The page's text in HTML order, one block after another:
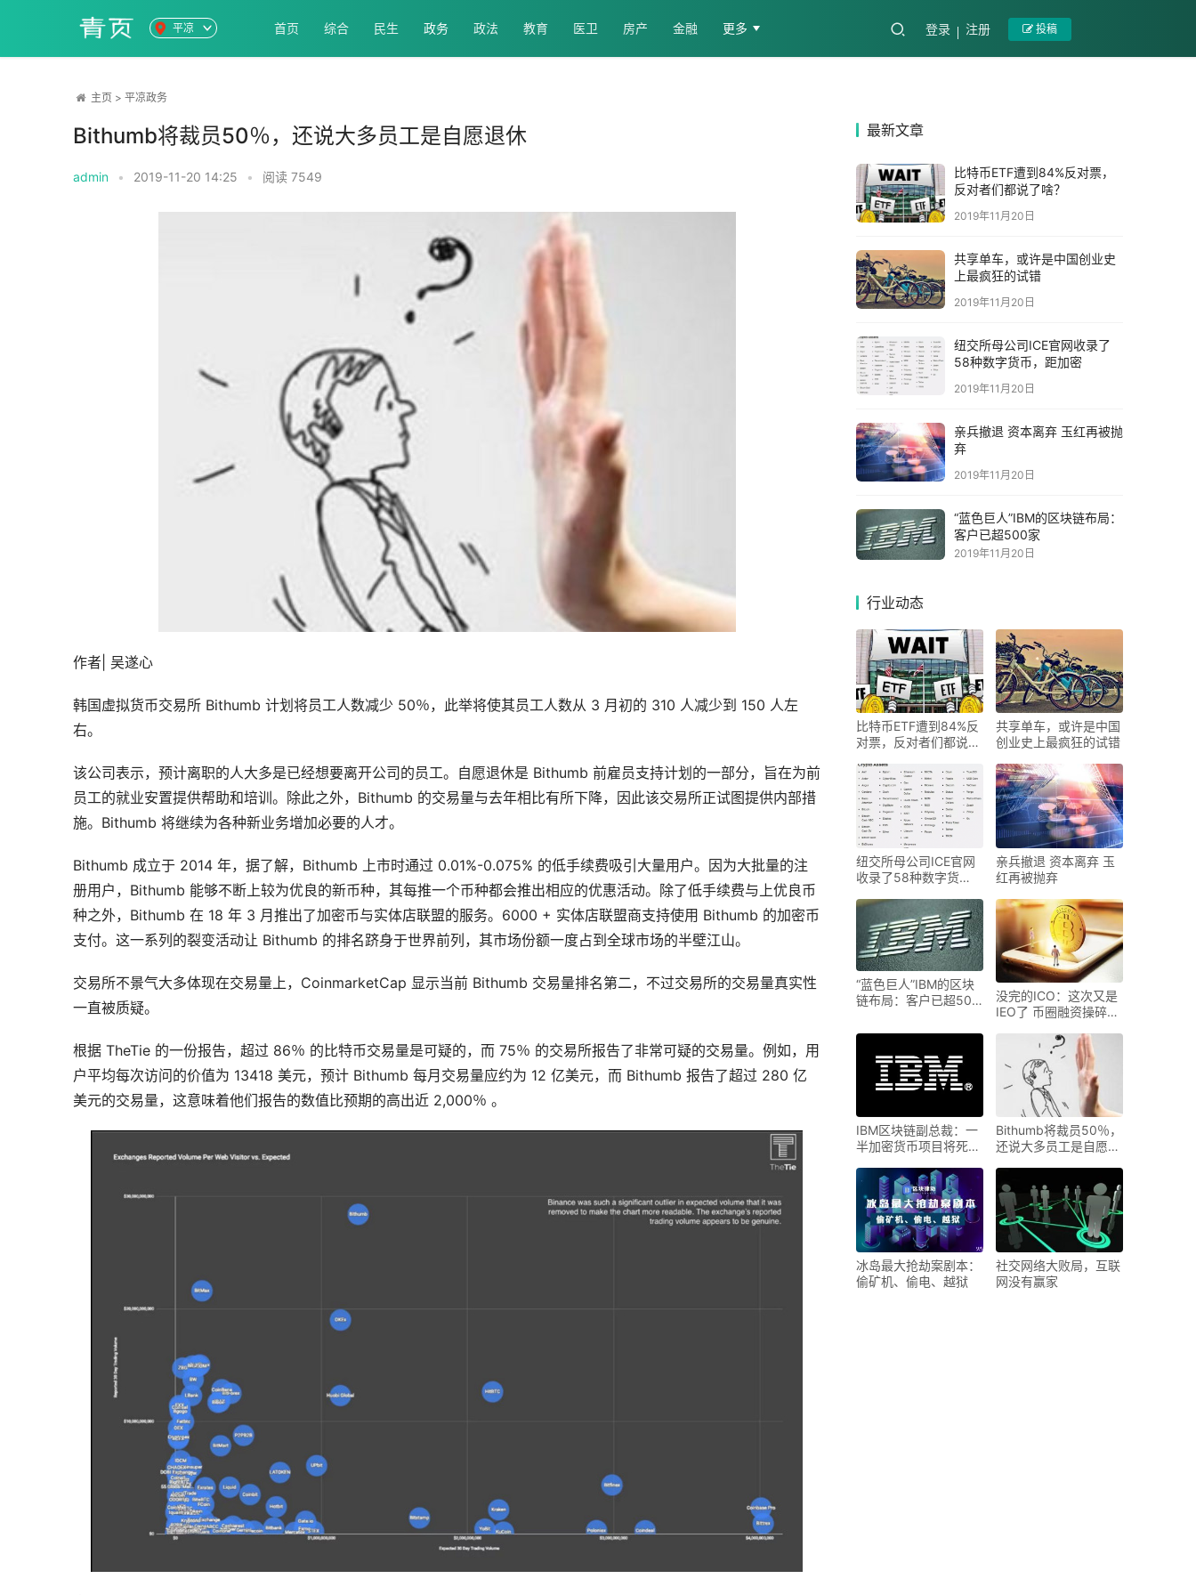
平凉 首页 综合 民生 政务 政法 教育 医卫 房产 金融 更多 登录 注册 投稿
主页 > 平凉政务
Bithumb将裁员50％，还说大多员工是自愿退休
admin • 2019-11-20 14:25 • 阅读 7549
作者| 吴遂心
韩国虚拟货币交易所 Bithumb 计划将员工人数减少 50％，此举将使其员工人数从 3 月初的 310 人减少到 150 人左
右。
该公司表示，预计离职的人大多是已经想要离开公司的员工。自愿退休是 Bithumb 前雇员支持计划的一部分，旨在为前
员工的就业安置提供帮助和培训。除此之外，Bithumb 的交易量与去年相比有所下降，因此该交易所正试图提供内部措
施。Bithumb 将继续为各种新业务增加必要的人才。
Bithumb 成立于 2014 年，据了解，Bithumb 上市时通过 0.01%-0.075% 的低手续费吸引大量用户。因为大批量的注
册用户，Bithumb 能够不断上较为优良的新币种，其每推一个币种都会推出相应的优惠活动。除了低手续费与上优良币
种之外，Bithumb 在 18 年 3 月推出了加密币与实体店联盟的服务。6000 + 实体店联盟商支持使用 Bithumb 的加密币
支付。这一系列的裂变活动让 Bithumb 的排名跻身于世界前列，其市场份额一度占到全球市场的半壁江山。
交易所不景气大多体现在交易量上，CoinmarketCap 显示当前 Bithumb 交易量排名第二，不过交易所的交易量真实性
一直被质疑。
根据 TheTie 的一份报告，超过 86％ 的比特币交易量是可疑的，而 75％ 的交易所报告了非常可疑的交易量。例如，用
户平均每次访问的价值为 13418 美元，预计 Bithumb 每月交易量应约为 12 亿美元，而 Bithumb 报告了超过 280 亿
美元的交易量，这意味着他们报告的数值比预期的高出近 2,000％ 。
最新文章
比特币ETF遭到84%反对票，
反对者们都说了啥？
2019年11月20日
共享单车，或许是中国创业史
上最疯狂的试错
2019年11月20日
纽交所母公司ICE官网收录了
58种数字货币，距加密
2019年11月20日
亲兵撤退 资本离弃 玉红再被抛
弃
2019年11月20日
“蓝色巨人”IBM的区块链布局：
客户已超500家
2019年11月20日
行业动态
比特币ETF遭到84%反
对票，反对者们都说了
共享单车，或许是中国
创业史上最疯狂的试错
纽交所母公司ICE官网
收录了58种数字货
亲兵撤退 资本离弃 玉
红再被抛弃
“蓝色巨人”IBM的区块
链布局：客户已超500
没完的ICO：这次又是
IEO了 币圈融资操碎了
IBM区块链副总裁：一
半加密货币项目将死
Bithumb将裁员50％，
还说大多员工是自愿退
冰岛最大抢劫案剧本：
偷矿机、偷电、越狱
社交网络大败局，互联
网没有赢家